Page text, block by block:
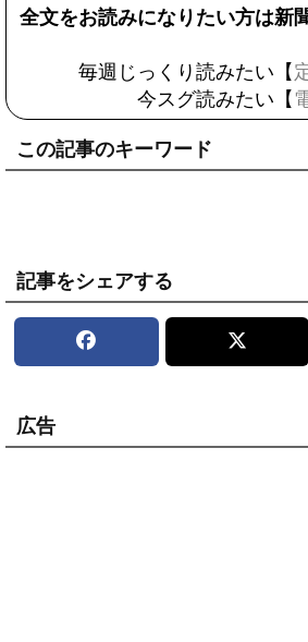
全文をお読みになりたい方は新
毎週じっくり読みたい【
今スグ読みたい【
この記事のキーワード
記事をシェアする
広告